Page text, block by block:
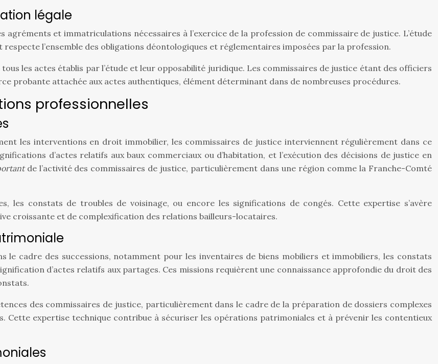
légale
agréments et immatriculations nécessaires à l’exercice de la profession de commissaire de justice. L’étude
l’ensemble des obligations déontologiques et réglementaires imposées par la profession.
les actes établis par l’étude et leur opposabilité juridique. Les commissaires de justice étant des officiers
probante attachée aux actes authentiques, élément déterminant dans de nombreuses procédures.
professionnelles
les interventions en droit immobilier, les commissaires de justice interviennent régulièrement dans ce
d’actes relatifs aux baux commerciaux ou d’habitation, et l’exécution des décisions de justice en
de l’activité des commissaires de justice, particulièrement dans une région comme la Franche-Comté
les constats de troubles de voisinage, ou encore les significations de congés. Cette expertise s’avère
croissante et de complexification des relations bailleurs-locataires.
le cadre des successions, notamment pour les inventaires de biens mobiliers et immobiliers, les constats
d’actes relatifs aux partages. Ces missions requièrent une connaissance approfondie du droit des
des commissaires de justice, particulièrement dans le cadre de la préparation de dossiers complexes
Cette expertise technique contribue à sécuriser les opérations patrimoniales et à prévenir les contentieux